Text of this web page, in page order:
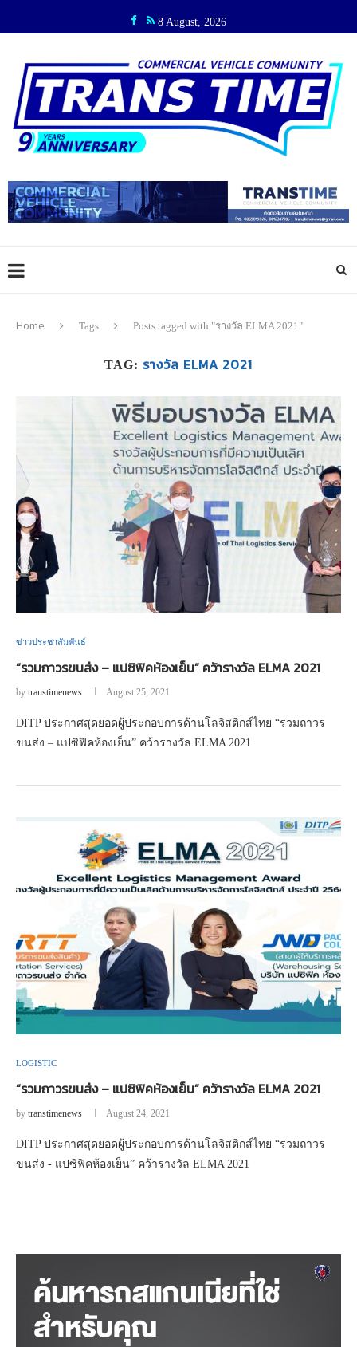
8 August, 2026
Home Tags Posts tagged with "รางวัล ELMA 2021"
TAG: รางวัล ELMA 2021
ข่าวประชาสัมพันธ์
“รวมถาวรขนส่ง – แปซิฟิคห้องเย็น” คว้ารางวัล ELMA 2021
by transtimenews August 25, 2021
DITP ประกาศสุดยอดผู้ประกอบการด้านโลจิสติกส์ไทย “รวมถาวร
ขนส่ง – แปซิฟิคห้องเย็น” คว้ารางวัล ELMA 2021
LOGISTIC
“รวมถาวรขนส่ง – แปซิฟิคห้องเย็น” คว้ารางวัล ELMA 2021
by transtimenews August 24, 2021
DITP ประกาศสุดยอดผู้ประกอบการด้านโลจิสติกส์ไทย “รวมถาวร
ขนส่ง - แปซิฟิคห้องเย็น” คว้ารางวัล ELMA 2021